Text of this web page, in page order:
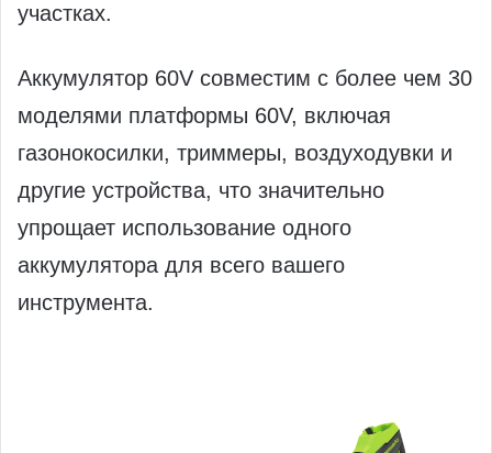
участках.
Аккумулятор 60V совместим с более чем 30
моделями платформы 60V, включая
газонокосилки, триммеры, воздуходувки и
другие устройства, что значительно
упрощает использование одного
аккумулятора для всего вашего
инструмента.